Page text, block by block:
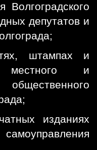
Волгоградского
депутатов и
штампах и
местного и
изданиях